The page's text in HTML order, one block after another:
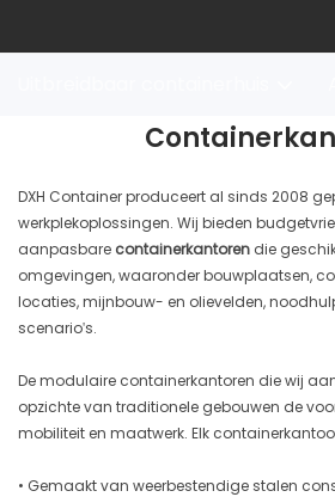
DXH Container produceert al sinds 2008
werkplekoplossingen. Wij bieden
aanpasbare containerkantoren die
omgevingen, waaronder bouwplaatsen,
locaties, mijnbouw- en olievelden,
scenario's.
De modulaire containerkantoren die wij
opzichte van traditionele gebouwen de
mobiliteit en maatwerk. Elk
• Gemaakt van weerbestendige stalen